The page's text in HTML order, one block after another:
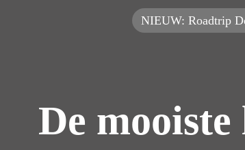
NIEUW: Roadtrip
De